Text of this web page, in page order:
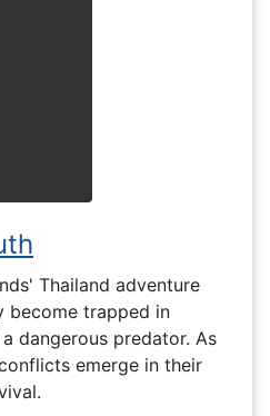
Thailand adventure
become trapped in
dangerous predator. As
emerge in their